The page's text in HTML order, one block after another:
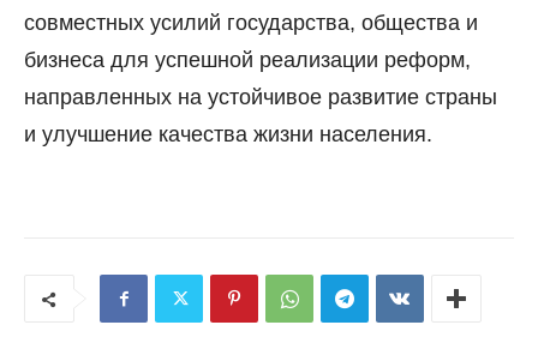
совместных усилий государства, общества и
бизнеса для успешной реализации реформ,
направленных на устойчивое развитие страны
и улучшение качества жизни населения.